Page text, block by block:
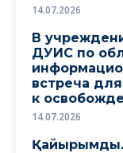
14.07.2026
В
ДУИС по
встреча
к
14.07.2026